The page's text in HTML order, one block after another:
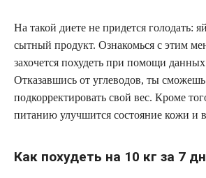
На такой диете не придется голодать:
сытный продукт. Ознакомься с этим
захочется похудеть при помощи
Отказавшись от углеводов, ты
подкорректировать свой вес. Кроме
питанию улучшится состояние кожи и
Как похудеть на 10 кг за 7